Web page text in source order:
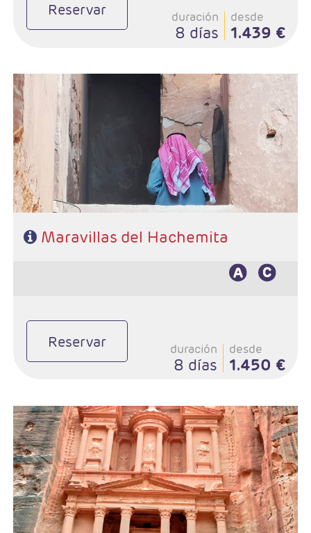
Reservar duración
8 días
desde
1.439 €
- Duración: 8 Días / 7 noches
- Salidas: Martes, Miercoles, Jueves, Viernes, Sábados y Domingos
- Ruta: 5 noches Ammán, 2 Petra
- Categoría hotelera: 3*,4*,5*,5*L
- Régimen: MP
- A destacar: Visado
Maravillas del Hachemita
Reservar duración
8 días
desde
1.450 €
- Duración: 8 Días / 7 noches
- Salidas: Martes y jueves
- Ruta: 3 noches Ammán, 2 Petra y 2 Aqaba
- Categoría hotelera: 3*,4*,5*,5*L
- Vuelo Interno Aqaba - Ammán
- Régimen: MP